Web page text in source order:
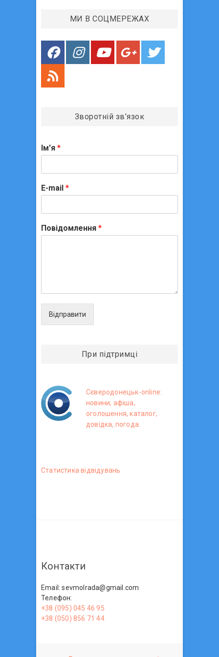
і
в
МИ В СОЦМЕРЕЖАХ
Зворотній зв’язок
Ім'я *
E-mail *
Повідомлення *
Відправити
При підтримці
Сєверодонецьк-online:
новини, афіша,
оголошення, каталог,
довідка, погода.
Статистика вiдвiдувань
Контакти
Email: sevmolrada@gmail.com
Телефон:
+38 (095) 045 46 95
+38 (050) 856 71 44